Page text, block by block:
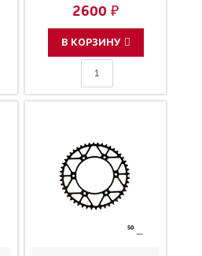
зубов 48 / SUNSTAR
JTR210 154U-520-48
41202-KZ3-J40
2600 ₽
В КОРЗИНУ